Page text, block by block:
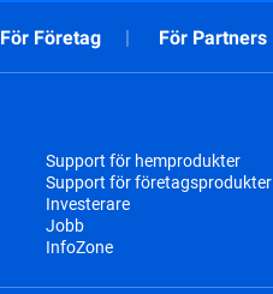
För Företag För Partners
Support för hemprodukter
Support för företagsprodukter
Investerare
Jobb
InfoZone